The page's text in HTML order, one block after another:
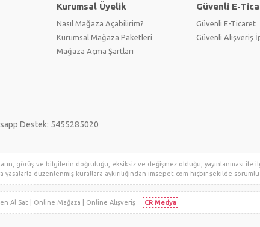
Kurumsal Üyelik
Nasıl Mağaza Açabilirim?
Kurumsal Mağaza Paketleri
Mağaza Açma Şartları
Güvenli E-
Güvenli E-Ticaret
Güvenli Alışveriş
Destek: 5455285020
görüş ve bilgilerin doğruluğu, eksiksiz ve değişmez olduğu, yayınlanması ile
düzenlenmiş kurallara aykırılığından imsepet.com hiçbir şekilde
Al Sat | Online Mağaza | Online Alışveriş CR Medya